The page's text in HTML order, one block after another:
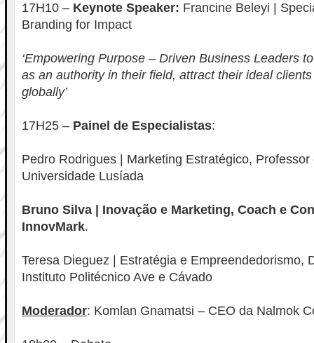
17H10 – Keynote Speaker: Francine Beleyi |
Branding for Impact
‘Empowering Purpose – Driven Business Leaders
as an authority in their field, attract their ideal
globally’
17H25 – Painel de Especialistas:
Pedro Rodrigues | Marketing Estratégico,
Universidade Lusíada
Bruno Silva | Inovação e Marketing, Coach e
InnovMark.
Teresa Dieguez | Estratégia e Empreendedorismo,
Instituto Politécnico Ave e Cávado
Moderador: Komlan Gnamatsi – CEO da Nalmok